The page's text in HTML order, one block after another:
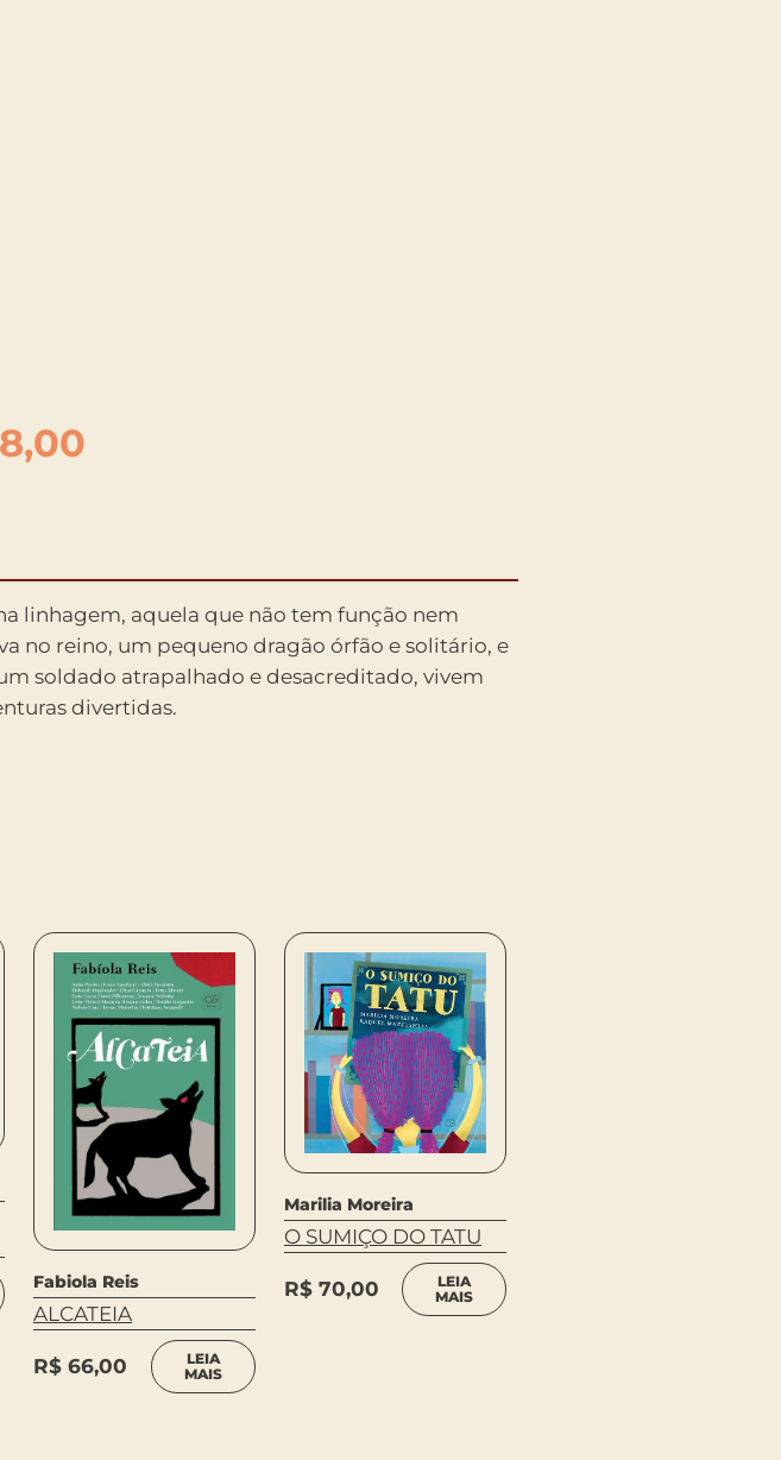
linhagem, aquela que não tem função nem
no reino, um pequeno dragão órfão e solitário, e
soldado atrapalhado e desacreditado, vivem
divertidas.
Fabiola Reis
ALCATEIA
R$ 66,00
LEIA
MAIS
Marilia Moreira
O SUMIÇO DO TATU
R$ 70,00
LEIA
MAIS